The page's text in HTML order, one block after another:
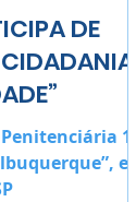
DE
E
1 –
em